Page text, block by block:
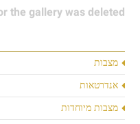
מצבות
אנדרטאות
מצבות מיוחדות
the gallery was deleted.